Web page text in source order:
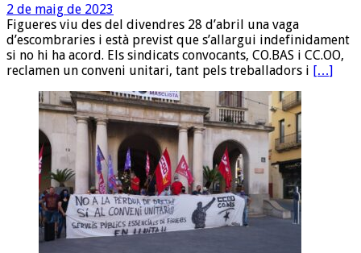
2 de maig de 2023
Figueres viu des del divendres 28 d’abril una vaga
d’escombraries i està previst que s’allargui indefinidament
si no hi ha acord. Els sindicats convocants, CO.BAS i CC.OO,
reclamen un conveni unitari, tant pels treballadors i […]